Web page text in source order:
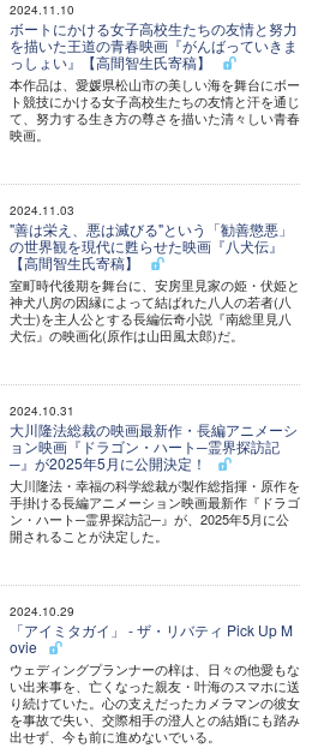
2024.11.10
ボートにかける女子高校生たちの友情と努力
を描いた王道の青春映画『がんばっていきま
っしょい』【高間智生氏寄稿】
本作品は、愛媛県松山市の美しい海を舞台にボー
ト競技にかける女子高校生たちの友情と汗を通じ
て、努力する生き方の尊さを描いた清々しい青春
映画。
2024.11.03
"善は栄え、悪は滅びる"という「勧善懲悪」
の世界観を現代に甦らせた映画『八犬伝』
【高間智生氏寄稿】
室町時代後期を舞台に、安房里見家の姫・伏姫と
神犬八房の因縁によって結ばれた八人の若者(八
犬士)を主人公とする長編伝奇小説『南総里見八
犬伝』の映画化(原作は山田風太郎)だ。
2024.10.31
大川隆法総裁の映画最新作・長編アニメーシ
ョン映画『ドラゴン・ハート─霊界探訪記
─』が2025年5月に公開決定！
大川隆法・幸福の科学総裁が製作総指揮・原作を
手掛ける長編アニメーション映画最新作『ドラゴ
ン・ハート─霊界探訪記─』が、2025年5月に公
開されることが決定した。
2024.10.29
「アイミタガイ」 - ザ・リバティ Pick Up M
ovie
ウェディングプランナーの梓は、日々の他愛もな
い出来事を、亡くなった親友・叶海のスマホに送
り続けていた。心の支えだったカメラマンの彼女
を事故で失い、交際相手の澄人との結婚にも踏み
出せず、今も前に進めないでいる。